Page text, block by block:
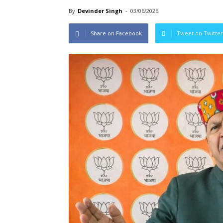
By Devinder Singh - 03/06/2026
Share on Facebook Tweet on Twitter